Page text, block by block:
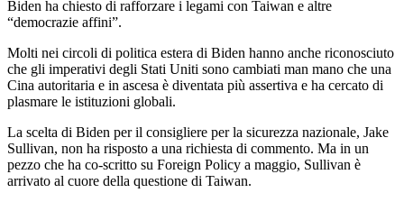
Biden ha chiesto di rafforzare i legami con Taiwan e altre
“democrazie affini”.
Molti nei circoli di politica estera di Biden hanno anche riconosciuto
che gli imperativi degli Stati Uniti sono cambiati man mano che una
Cina autoritaria e in ascesa è diventata più assertiva e ha cercato di
plasmare le istituzioni globali.
La scelta di Biden per il consigliere per la sicurezza nazionale, Jake
Sullivan, non ha risposto a una richiesta di commento. Ma in un
pezzo che ha co-scritto su Foreign Policy a maggio, Sullivan è
arrivato al cuore della questione di Taiwan.